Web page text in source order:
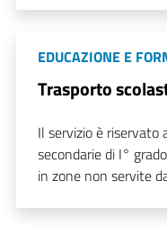
EDUCAZIONE E
Trasporto
Il servizio è riservato
secondarie di I°
in zone non servite